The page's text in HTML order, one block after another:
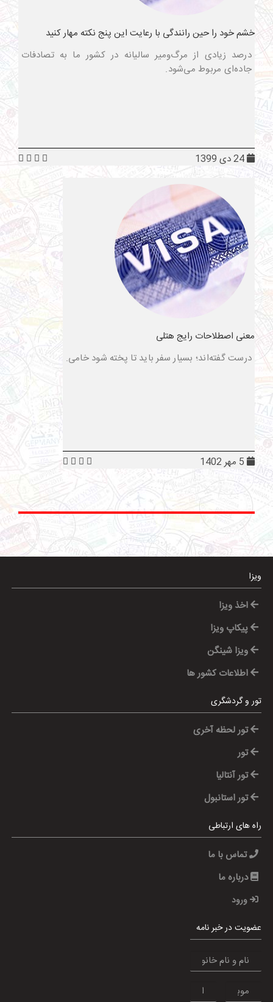
خشم خود را حین رانندگی با رعایت این پنج نکته مهار کنید
درصد زیادی از مرگ‌ومیر سالیانه در کشور ما به تصادفات
جاده‌ای مربوط می‌شود.
معنی اصطلاحات رایج هتلی
درست گفته‌اند؛ بسیار سفر باید تا پخته شود خامی.
ویزا
اخذ ویزا
پیکاپ ویزا
ویزا شینگن
اطلاعات کشور ها
تور و گردشگری
تور لحظه آخری
تور
تور آنتالیا
تور استانبول
راه های ارتباطی
تماس با ما
درباره ما
ورود
عضویت در خبر نامه